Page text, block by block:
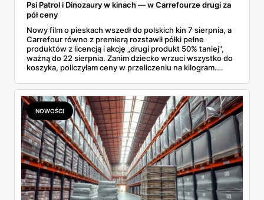
Psi Patrol i Dinozaury w kinach — w Carrefourze drugi za
pół ceny
Nowy film o pieskach wszedł do polskich kin 7 sierpnia, a
Carrefour równo z premierą rozstawił półki pełne
produktów z licencją i akcję „drugi produkt 50% taniej",
ważną do 22 sierpnia. Zanim dziecko wrzuci wszystko do
koszyka, policzyłam ceny w przeliczeniu na kilogram.
prawie 140 zł za kilogram, ale lody do mrożenia i rurki
waflowe bronią się nawet bez rabatu.
NOWOŚCI